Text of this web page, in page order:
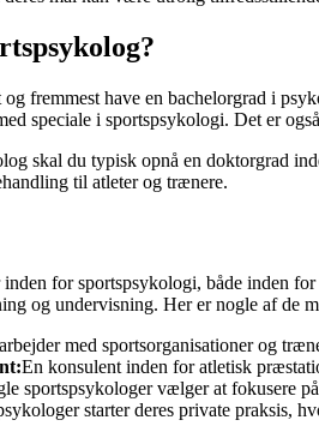
fremmest have en bachelorgrad i
speciale i sportspsykologi. Det er
skal du typisk opnå en doktorgrad
til atleter og trænere.
for sportspsykologi, både inden
og undervisning. Her er nogle af de
med sportsorganisationer og
En konsulent inden for atletisk
sportspsykologer vælger at fokusere
starter deres private praksis,